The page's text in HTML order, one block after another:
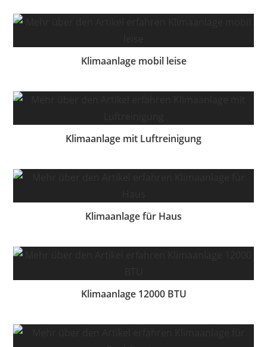
Klimaanlage mobil leise
Klimaanlage mit Luftreinigung
Klimaanlage für Haus
Klimaanlage 12000 BTU